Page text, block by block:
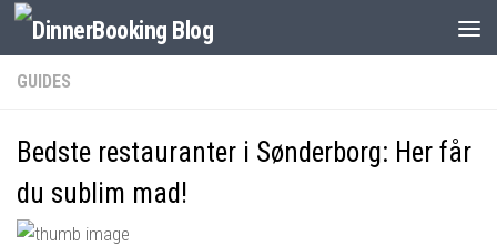
GUIDES
Bedste restauranter i Sønderborg: Her får
du sublim mad!